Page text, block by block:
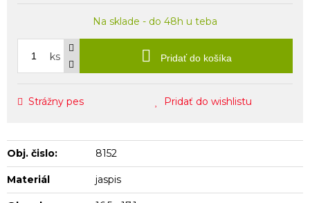
Na sklade - do 48h u teba
ks Pridať do košíka
Strážny pes Pridať do wishlistu
Obj. čislo: 8152
Materiál jaspis